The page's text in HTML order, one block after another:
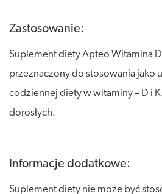
Zastosowanie:
Suplement diety Apteo Witamina
przeznaczony do stosowania jako
codziennej diety w witaminy – D i
dorosłych.
Informacje dodatkowe:
Suplement diety nie może być